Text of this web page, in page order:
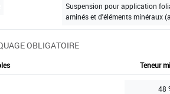
Suspension pour application
aminés et d'éléments minéraux
OBLIGATOIRE
Teneur
48